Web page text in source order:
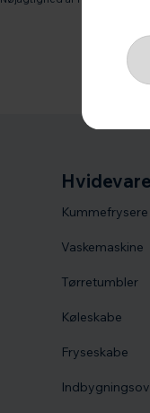
Kummefrysere
Vaskemaskine
Tørretumbler
Køleskabe
Fryseskabe